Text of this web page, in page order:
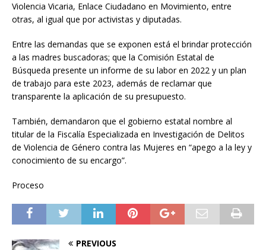
Violencia Vicaria, Enlace Ciudadano en Movimiento, entre
otras, al igual que por activistas y diputadas.
Entre las demandas que se exponen está el brindar protección
a las madres buscadoras; que la Comisión Estatal de
Búsqueda presente un informe de su labor en 2022 y un plan
de trabajo para este 2023, además de reclamar que
transparente la aplicación de su presupuesto.
También, demandaron que el gobierno estatal nombre al
titular de la Fiscalía Especializada en Investigación de Delitos
de Violencia de Género contra las Mujeres en “apego a la ley y
conocimiento de su encargo”.
Proceso
PREVIOUS